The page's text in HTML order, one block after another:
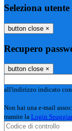
Seleziona utente
button close ×
Recupero
button close ×
all'indirizzo indicato
Non hai una e-mail
tramite la Login